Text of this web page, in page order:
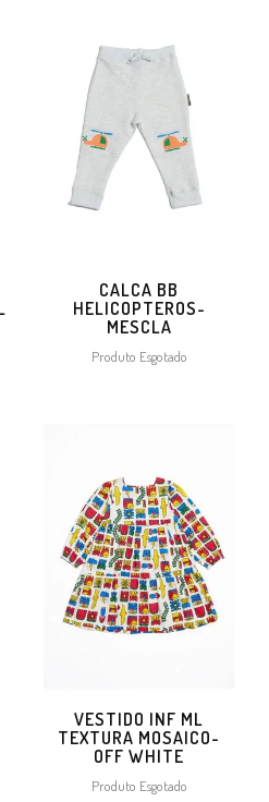
CALCA BB
HELICOPTEROS-
MESCLA
Produto Esgotado
VESTIDO INF ML
TEXTURA MOSAICO-
OFF WHITE
Produto Esgotado